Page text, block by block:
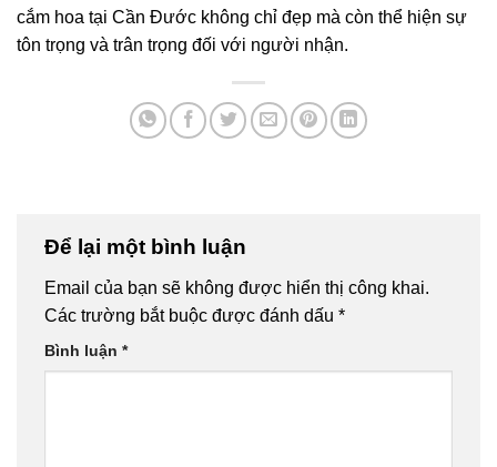
cắm hoa tại Cần Đước không chỉ đẹp mà còn thể hiện sự
tôn trọng và trân trọng đối với người nhận.
Để lại một bình luận
Email của bạn sẽ không được hiển thị công khai.
Các trường bắt buộc được đánh dấu *
Bình luận *